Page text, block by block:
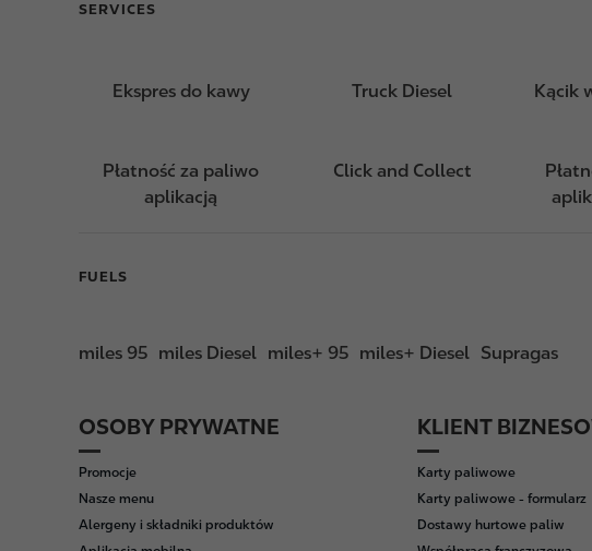
SERVICES
Ekspres do kawy Truck Diesel Kącik
Płatność za paliwo
aplikacją
Click and Collect
FUELS
miles 95 miles Diesel miles+ 95 miles+ Diesel Supragas
F
o
o
t
e
OSOBY PRYWATNE
Promocje
Nasze menu
Alergeny i składniki produktów
KLIENT
Karty paliwowe
Karty paliwowe - formularz
Dostawy hurtowe paliw